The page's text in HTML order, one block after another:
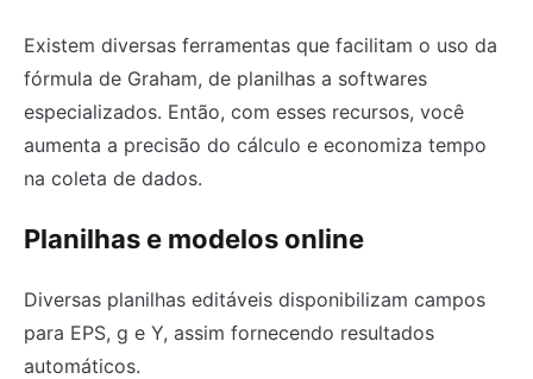
Existem diversas ferramentas que facilitam o uso da
fórmula de Graham, de planilhas a softwares
especializados. Então, com esses recursos, você
aumenta a precisão do cálculo e economiza tempo
na coleta de dados.
Planilhas e modelos online
Diversas planilhas editáveis disponibilizam campos
para EPS, g e Y, assim fornecendo resultados
automáticos.